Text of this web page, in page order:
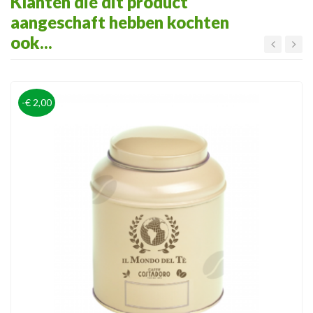
aangeschaft hebben kochten
ook...
-€ 2,00